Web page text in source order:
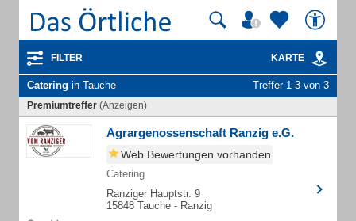
FILTER KARTE
Catering in Tauche Treffer 1-3 von 3
Premiumtreffer (Anzeigen)
Agrargenossenschaft Ranzig e.G.
Web Bewertungen vorhanden
Catering
Ranziger Hauptstr. 9
15848 Tauche - Ranzig